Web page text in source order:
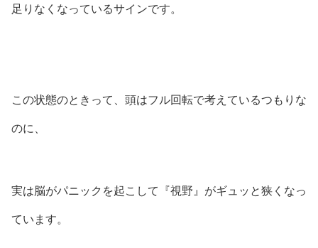
足りなくなっているサインです。
この状態のときって、頭はフル回転で考えているつもりな
のに、
実は脳がパニックを起こして『視野』がギュッと狭くなっ
ています。